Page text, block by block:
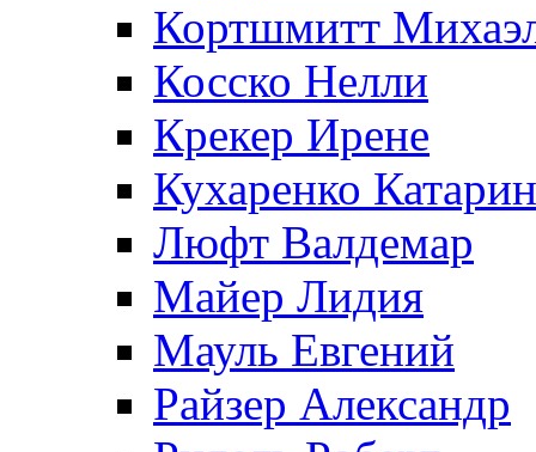
Кортшмитт
Косско Нелли
Крекер Ирене
Кухаренко
Люфт Валдемaр
Майер Лидия
Мауль Евгений
Райзер Александр